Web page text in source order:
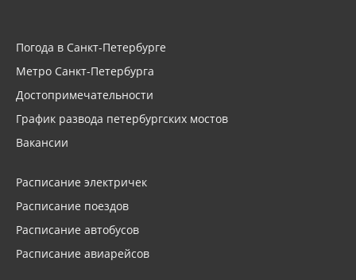
Погода в Санкт-Петербурге
Метро Санкт-Петербурга
Достопримечательности
График развода петербургских мостов
Вакансии
Расписание электричек
Расписание поездов
Расписание автобусов
Расписание авиарейсов